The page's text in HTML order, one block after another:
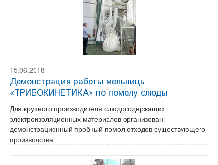
15.06.2018
Демонстрация работы мельницы
«ТРИБОКИНЕТИКА» по помолу слюды
Для крупного производителя слюдосодержащих
электроизоляционных материалов организован
демонстрационный пробный помол отходов существующего
производства.